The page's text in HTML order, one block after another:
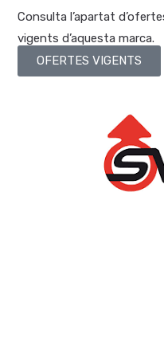
Consulta l’apartat
vigents d’aquesta marca.
OFERTES VIGENTS